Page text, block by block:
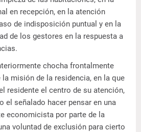
en recepción, en la atención
de indisposición puntual y en la
de los gestores en la respuesta a
chocha frontalmente
misión de la residencia, en la que
residente el centro de su atención,
el señalado hacer pensar en una
economicista por parte de la
voluntad de exclusión para cierto